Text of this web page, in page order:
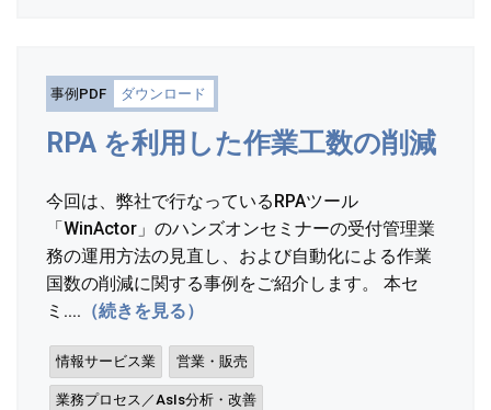
事例PDF ダウンロード
RPA を利用した作業工数の削減
今回は、弊社で行なっているRPAツール
「WinActor」のハンズオンセミナーの受付管理業
務の運用方法の見直し、および自動化による作業
国数の削減に関する事例をご紹介します。 本セ
ミ.... （続きを見る）
情報サービス業 営業・販売
業務プロセス／AsIs分析・改善